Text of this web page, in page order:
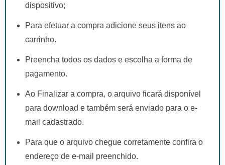
dispositivo;
Para efetuar a compra adicione seus itens ao
carrinho.
Preencha todos os dados e escolha a forma de
pagamento.
Ao Finalizar a compra, o arquivo ficará disponível
para download e também será enviado para o e-
mail cadastrado.
Para que o arquivo chegue corretamente confira o
endereço de e-mail preenchido.